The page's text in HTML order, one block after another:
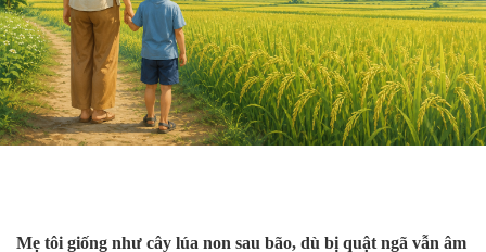
Mẹ tôi giống như cây lúa non sau bão, dù bị quật ngã vẫn âm